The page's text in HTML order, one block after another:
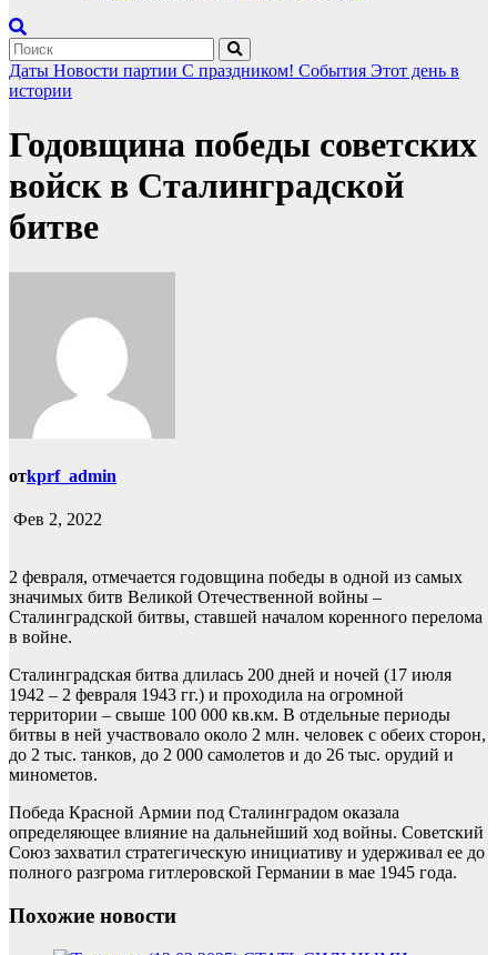
Даты Новости партии С праздником! События Этот день в
истории
Годовщина победы советских
войск в Сталинградской
битве
отkprf_admin
Фев 2, 2022
2 февраля, отмечается годовщина победы в одной из самых
значимых битв Великой Отечественной войны –
Сталинградской битвы, ставшей началом коренного перелома
в войне.
Сталинградская битва длилась 200 дней и ночей (17 июля
1942 – 2 февраля 1943 гг.) и проходила на огромной
территории – свыше 100 000 кв.км. В отдельные периоды
битвы в ней участвовало около 2 млн. человек с обеих сторон,
до 2 тыс. танков, до 2 000 самолетов и до 26 тыс. орудий и
минометов.
Победа Красной Армии под Сталинградом оказала
определяющее влияние на дальнейший ход войны. Советский
Союз захватил стратегическую инициативу и удерживал ее до
полного разгрома гитлеровской Германии в мае 1945 года.
Похожие новости